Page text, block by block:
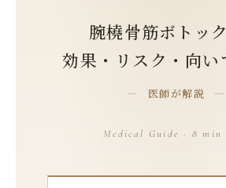
腕橈骨筋ボトッ
効果・リスク・向い
医師が解説
Medical Guide · 8 min